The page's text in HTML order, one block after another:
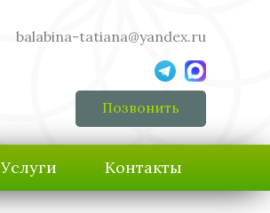
balabina-tatiana@yandex.ru
Позвонить
Услуги Контакты